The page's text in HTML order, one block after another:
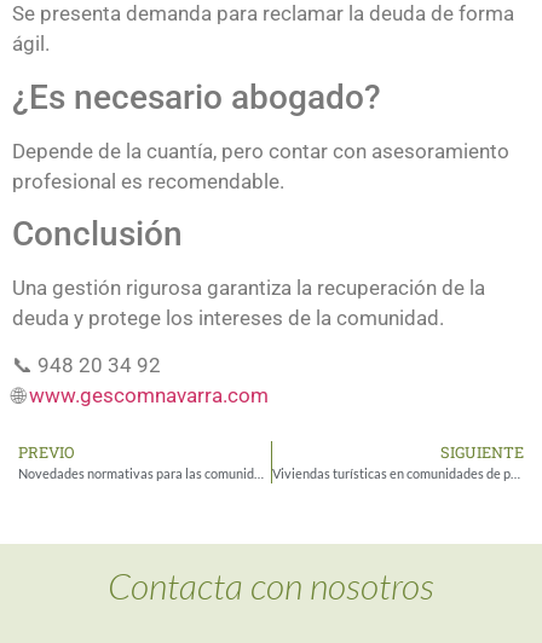
Se presenta demanda para reclamar la deuda de forma
ágil.
¿Es necesario abogado?
Depende de la cuantía, pero contar con asesoramiento
profesional es recomendable.
Conclusión
Una gestión rigurosa garantiza la recuperación de la
deuda y protege los intereses de la comunidad.
📞 948 20 34 92
🌐www.gescomnavarra.com
PREVIO SIGUIENTE
Viviendas turísticas en comunidades de propietarios: qué puede decidir la junta en 2026
Contacta con nosotros